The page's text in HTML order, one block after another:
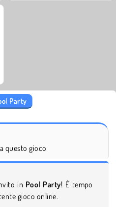
Party
questo gioco
in Pool Party! È tempo
gioco online.